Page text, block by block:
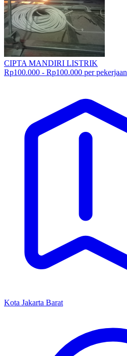
CIPTA MANDIRI LISTRIK
Rp100.000 - Rp100.000 per pekerjaan
Kota Jakarta Barat